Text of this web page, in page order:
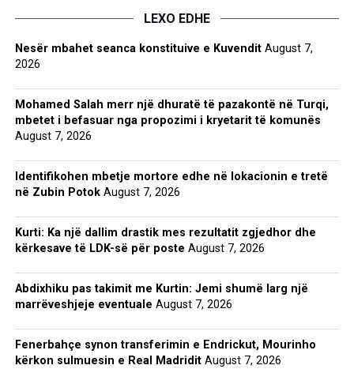
LEXO EDHE
Nesër mbahet seanca konstituive e Kuvendit August 7,
2026
Mohamed Salah merr një dhuratë të pazakontë në Turqi,
mbetet i befasuar nga propozimi i kryetarit të komunës
August 7, 2026
Identifikohen mbetje mortore edhe në lokacionin e tretë
në Zubin Potok August 7, 2026
Kurti: Ka një dallim drastik mes rezultatit zgjedhor dhe
kërkesave të LDK-së për poste August 7, 2026
Abdixhiku pas takimit me Kurtin: Jemi shumë larg një
marrëveshjeje eventuale August 7, 2026
Fenerbahçe synon transferimin e Endrickut, Mourinho
kërkon sulmuesin e Real Madridit August 7, 2026